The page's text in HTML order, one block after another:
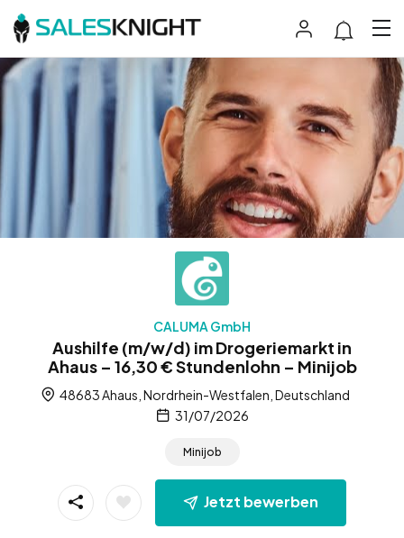
CALUMA GmbH
Aushilfe (m/w/d) im Drogeriemarkt in
Ahaus – 16,30 € Stundenlohn – Minijob
48683 Ahaus, Nordrhein-Westfalen, Deutschland
31/07/2026
Minijob
Jetzt bewerben